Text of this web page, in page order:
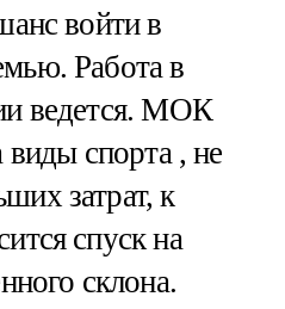
войти в
Работа в
ведется. МОК
виды спорта , не
затрат, к
спуск на
склона.